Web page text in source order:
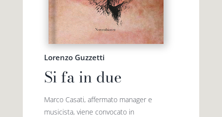
i fuori collana
Lorenzo Guzzetti
Si fa in due
Marco Casati, affermato manager e
musicista, viene convocato in